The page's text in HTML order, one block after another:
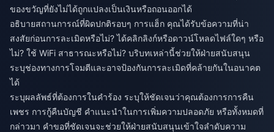
ของขวัญที่ยังไม่ได้ถูกแปลงเป็นเงินหรือถอนออกได้
อธิบายสถานการณ์ที่ผิดปกติรอบๆ การแฮ็ก คุณได้รับข้อความที่น่า
สงสัยก่อนการละเมิดหรือไม่? ได้คลิกลิงก์หรือดาวน์โหลดไฟล์ใดๆ หรือ
ไม่? ใช้ WiFi สาธารณะหรือไม่? บริบทเหล่านี้ช่วยให้ฝ่ายสนับสนุน
ระบุช่องทางการโจมตีและอาจป้องกันการละเมิดที่คล้ายกันในอนาคต
ได้
ระบุผลลัพธ์ที่ต้องการในคำร้อง ระบุให้ชัดเจนว่าคุณต้องการการคืน
เพชร การกู้คืนบัญชี คำแนะนำในการเพิ่มความปลอดภัย หรือทั้งหมดที่
กล่าวมา คำขอที่ชัดเจนจะช่วยให้ฝ่ายสนับสนุนเข้าใจลำดับความ